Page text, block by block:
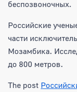
беспозвоночных.
Российские
части
Мозамбика.
до 800 метров.
The post